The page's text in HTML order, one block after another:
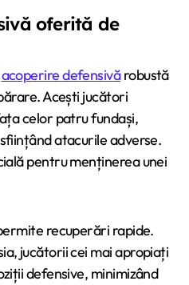
oferită de
acoperire defensivărobustă
Acești jucători
celor patru fundași,
atacurile adverse.
pentru menținerea unei
recuperări rapide.
jucătorii cei mai apropiați
defensive, minimizând